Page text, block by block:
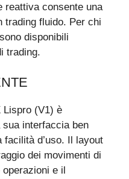
reattiva consente una
trading fluido. Per chi
disponibili
trading.
Lispro (V1) è
interfaccia ben
d’uso. Il layout
dei movimenti di
e il